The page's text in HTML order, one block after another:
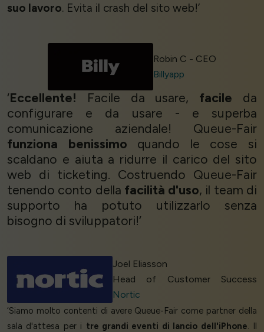
suo lavoro. Evita il crash del sito web!’
Robin C - CEO
Billyapp
‘Eccellente! Facile da usare, facile da
configurare e da usare - e superba
comunicazione aziendale! Queue-Fair
funziona benissimo quando le cose si
scaldano e aiuta a ridurre il carico del sito
web di ticketing. Costruendo Queue-Fair
tenendo conto della facilità d'uso, il team di
supporto ha potuto utilizzarlo senza
bisogno di sviluppatori!’
Joel Eliasson
Head of Customer Success
Nortic
‘Siamo molto contenti di avere Queue-Fair come partner della
sala d'attesa per i tre grandi eventi di lancio dell'iPhone. Il